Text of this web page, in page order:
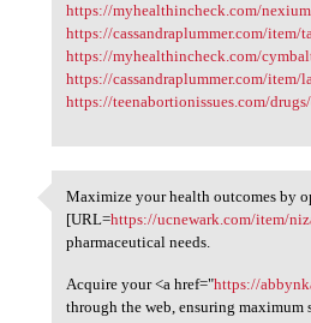
https://myhealthincheck.com/
https://cassandraplummer.com/item/
https://myhealthincheck.com/
https://cassandraplummer.com/
https://teenabortionissues.com/
Maximize your health
Maximize your health outcomes by
[URL=https://ucnewark.com/item/
pharmaceutical needs.
Acquire your <a href="https://
through the web, ensuring maximum